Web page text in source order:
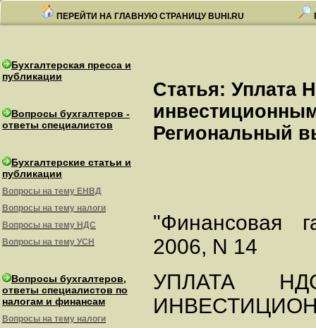
ПЕРЕЙТИ НА ГЛАВНУЮ СТРАНИЦУ BUHI.RU
Бухгалтерская пресса и
публикации
Вопросы бухгалтеров -
ответы специалистов
Бухгалтерские статьи и
публикации
Вопросы на тему ЕНВД
Вопросы на тему налоги
Вопросы на тему НДС
Вопросы на тему УСН
Вопросы бухгалтеров,
ответы специалистов по
налогам и финансам
Вопросы на тему налоги
Статья: Уплата
Региональный
"Финансовая
2006, N 14
УПЛАТА